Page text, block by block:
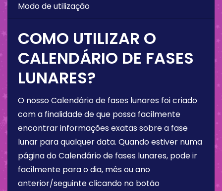
Modo de utilização
COMO UTILIZAR O
CALENDÁRIO DE FASES
LUNARES?
O nosso Calendário de fases lunares foi criado
com a finalidade de que possa facilmente
encontrar informações exatas sobre a fase
lunar para qualquer data. Quando estiver numa
página do Calendário de fases lunares, pode ir
facilmente para o dia, mês ou ano
anterior/seguinte clicando no botão